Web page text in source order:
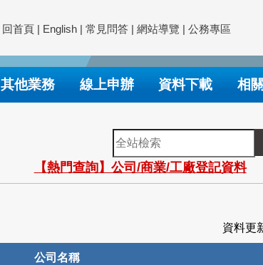
回首頁 | English | 常見問答 | 網站導覽 | 公務專區
其他業務 線上申辦 資料下載 相
全
站
檢
索
【熱門查詢】公司/商業/工廠登記資料
資料更
公司名稱